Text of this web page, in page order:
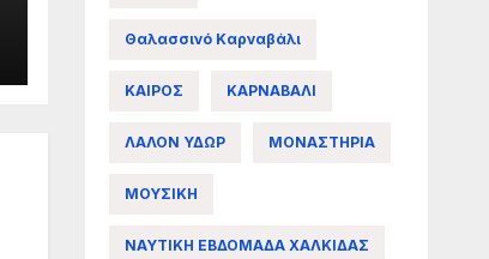
Θαλασσινό Καρναβάλι
ΚΑΙΡΟΣ ΚΑΡΝΑΒΑΛΙ
ΛΑΛΟΝ ΥΔΩΡ ΜΟΝΑΣΤΗΡΙΑ
ΜΟΥΣΙΚΗ
ΝΑΥΤΙΚΗ ΕΒΔΟΜΑΔΑ ΧΑΛΚΙΔΑΣ